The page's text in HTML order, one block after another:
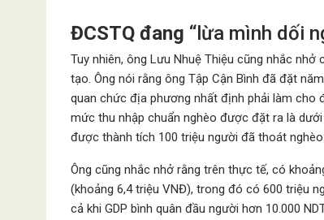
ĐCSTQ đang “lừa mình dối
Tuy nhiên, ông Lưu Nhuệ Thiệu cũng nhắc
tạo. Ông nói rằng ông Tập Cận Bình đã đặt
quan chức địa phương nhất định phải làm cho
mức thu nhập chuẩn nghèo được đặt ra là
được thành tích 100 triệu người đã thoát nghèo.
Ông cũng nhắc nhở rằng trên thực tế, có
(khoảng 6,4 triệu VNĐ), trong đó có 600 triệu
cả khi GDP bình quân đầu người hơn 10.000